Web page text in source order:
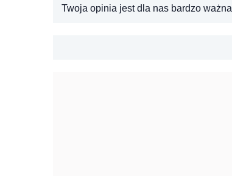
Twoja opinia jest dla nas bardzo ważna